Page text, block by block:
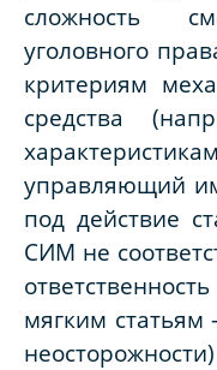
сложность
уголовного
критериям
средства
управляющий
под действие
СИМ не
мягким